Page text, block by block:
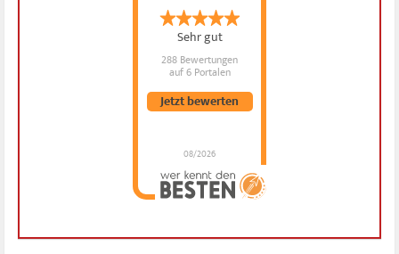
Sehr gut
288 Bewertungen
auf 6 Portalen
08/2026
Jetzt bewerten
Dr. Hubert Menken
hat4.88 von5
MenkenBewertungen